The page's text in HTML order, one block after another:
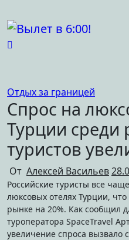
содержимому
Отдых за границей
Спрос на
Турции среди
туристов
От Алексей Васильев
Российские туристы все чаще предпочитают отдых в
люксовых отелях Турции,
рынке на 20%. Как сообщил
туроператора SpaceTravel
увеличение спроса вызвало